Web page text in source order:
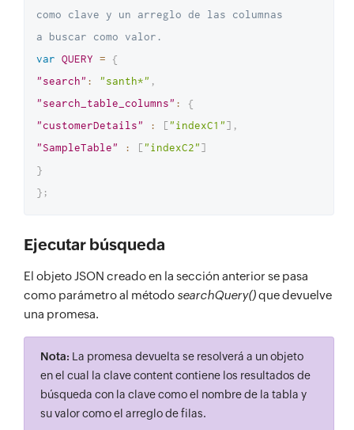
como clave y un arreglo de las columnas
a buscar como valor.
var QUERY =
{
"search" : "santh*" ,
"search_table_columns" :
{
"customerDetails"
: ["indexC1"] ,
"SampleTable"
: ["indexC2"]
}
} ;
Ejecutar búsqueda
El objeto JSON creado en la sección anterior se pasa
como parámetro al método searchQuery()que devuelve
una promesa.
Nota: La promesa devuelta se resolverá a un objeto
en el cual la clave content contiene los resultados de
búsqueda con la clave como el nombre de la tabla y
su valor como el arreglo de filas.